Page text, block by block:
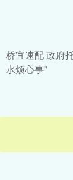
桥宜速配 政府
水烦心事”